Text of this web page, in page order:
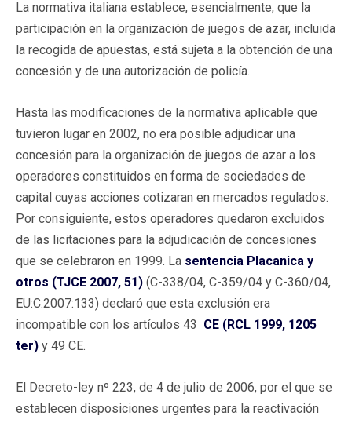
La normativa italiana establece, esencialmente, que la
participación en la organización de juegos de azar, incluida
la recogida de apuestas, está sujeta a la obtención de una
concesión y de una autorización de policía.
Hasta las modificaciones de la normativa aplicable que
tuvieron lugar en 2002, no era posible adjudicar una
concesión para la organización de juegos de azar a los
operadores constituidos en forma de sociedades de
capital cuyas acciones cotizaran en mercados regulados.
Por consiguiente, estos operadores quedaron excluidos
de las licitaciones para la adjudicación de concesiones
que se celebraron en 1999. La sentencia Placanica y
otros (TJCE 2007, 51) (C-338/04, C-359/04 y C-360/04,
EU:C:2007:133) declaró que esta exclusión era
incompatible con los artículos 43 CE (RCL 1999, 1205
ter) y 49 CE.
El Decreto-ley nº 223, de 4 de julio de 2006, por el que se
establecen disposiciones urgentes para la reactivación